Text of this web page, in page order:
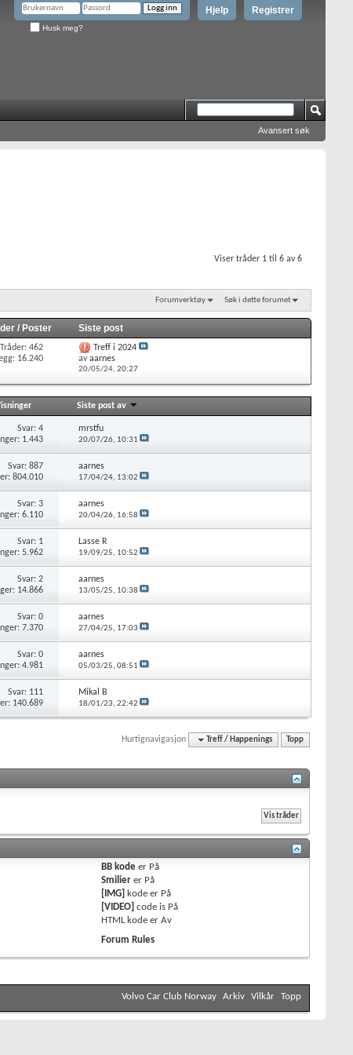
Registrer
Hjelp
Husk meg?
Avansert søk
Viser tråder 1 til 6 av 6
Forumverktøy Søk i dette forumet
/ Poster Siste post
Tråder: 462
16.240
Treff i 2024
avaarnes
20/05/24, 20:27
Siste post av
Svar: 4
1.443
mrstfu
20/07/26, 10:31
Svar: 887
804.010
aarnes
17/04/24, 13:02
Svar: 3
6.110
aarnes
20/04/26, 16:58
Svar: 1
5.962
Lasse R
19/09/25, 10:52
Svar: 2
14.866
aarnes
13/05/25, 10:38
Svar: 0
7.370
aarnes
27/04/25, 17:03
Svar: 0
4.981
aarnes
05/03/25, 08:51
Svar: 111
140.689
Mikal B
18/01/23, 22:42
Hurtignavigasjon Treff / Happenings Topp
BB kode er På
Smilier er På
[IMG] kode er På
[VIDEO] code is På
HTML kode erAv
Forum Rules
Volvo Car Club Norway Arkiv Vilkår Topp